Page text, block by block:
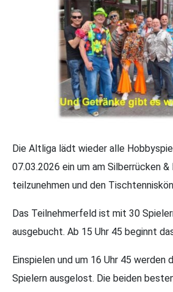
Die Altliga lädt wieder alle
07.03.2026 ein um am Silberrücken &
teilzunehmen und den
Das Teilnehmerfeld ist mit 30
ausgebucht. Ab 15 Uhr 45 beginnt
Einspielen und um 16 Uhr 45 werden
Spielern ausgelost. Die beiden